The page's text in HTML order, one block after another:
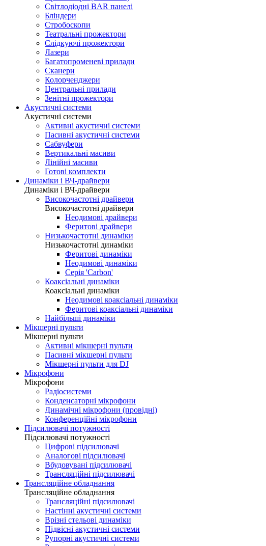
Світлодіодні BAR панелі
Бліндери
Стробоскопи
Театральні прожектори
Слідкуючі прожектори
Лазери
Багатопроменеві прилади
Сканери
Колорченджери
Центральні прилади
Зенітні прожектори
Акустичні системи
Акустичні системи
Активні акустичні системи
Пасивні акустичні системи
Сабвуфери
Вертикальні масиви
Лінійні масиви
Готові комплекти
Динаміки і ВЧ-драйвери
Динаміки і ВЧ-драйвери
Високочастотні драйвери
Високочастотні драйвери
Неодимові драйвери
Феритові драйвери
Низькочастотні динаміки
Низькочастотні динаміки
Феритові динаміки
Неодимові динаміки
Серія 'Carbon'
Коаксіальні динаміки
Коаксіальні динаміки
Неодимові коаксіальні динаміки
Феритові коаксіальні динаміки
Найбільші динаміки
Мікшерні пульти
Мікшерні пульти
Активні мікшерні пульти
Пасивні мікшерні пульти
Мікшерні пульти для DJ
Мікрофони
Мікрофони
Радіосистеми
Конденсаторні мікрофони
Динамічні мікрофони (провідні)
Конференційні мікрофони
Підсилювачі потужності
Підсилювачі потужності
Цифрові підсилювачі
Аналогові підсилювачі
Вбудовувані підсилювачі
Трансляційні підсилювачі
Трансляційне обладнання
Трансляційне обладнання
Трансляційні підсилювачі
Настінні акустичні системи
Врізні стельові динаміки
Підвісні акустичні системи
Рупорні акустичні системи